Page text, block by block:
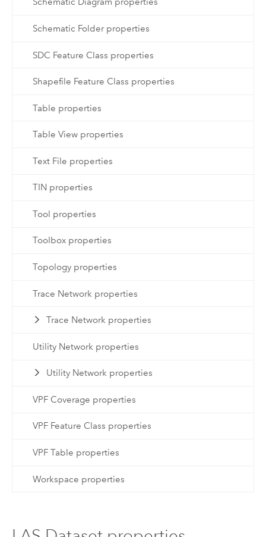
Schematic Folder properties
SDC Feature Class properties
Shapefile Feature Class properties
Table properties
Table View properties
Text File properties
TIN properties
Tool properties
Toolbox properties
Topology properties
Trace Network properties
Trace Network properties
Utility Network properties
Utility Network properties
VPF Coverage properties
VPF Feature Class properties
VPF Table properties
Workspace properties